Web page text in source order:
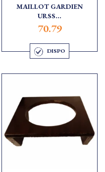
MAILLOT GARDIEN
URSS...
70.79
DISPO